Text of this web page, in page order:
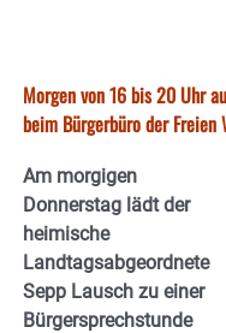
Morgen von 16 bis 20 Uhr
beim Bürgerbüro der
Am morgigen
Donnerstag lädt der
heimische
Landtagsabgeordnete
Sepp Lausch zu einer
Bürgersprechstunde